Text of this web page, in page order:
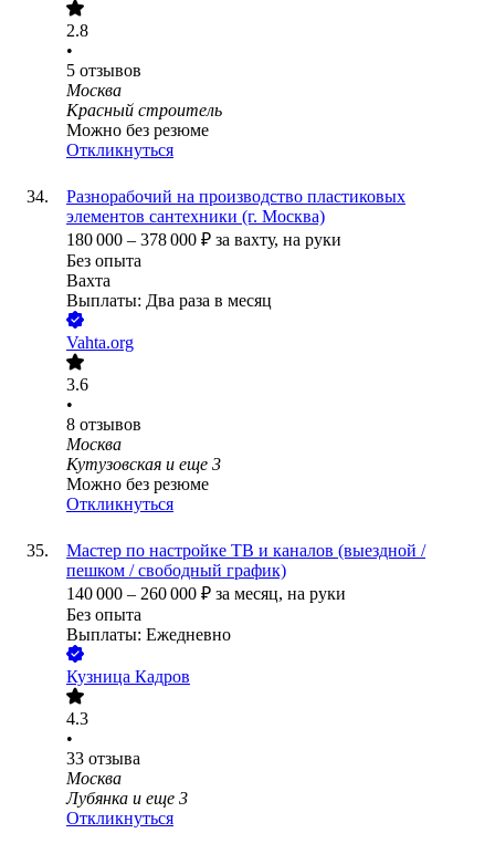
2.8
•
5 отзывов
Москва
Красный строитель
Можно без резюме
Откликнуться
Разнорабочий на производство пластиковых
элементов сантехники (г. Москва)
180 000 – 378 000 ₽ за вахту, на руки
Без опыта
Вахта
Выплаты: Два раза в месяц
Vahta.org
3.6
•
8 отзывов
Москва
Кутузовская и еще 3
Можно без резюме
Откликнуться
Мастер по настройке ТВ и каналов (выездной /
пешком / свободный график)
140 000 – 260 000 ₽ за месяц, на руки
Без опыта
Выплаты: Ежедневно
Кузница Кадров
4.3
•
33 отзыва
Москва
Лубянка и еще 3
Откликнуться